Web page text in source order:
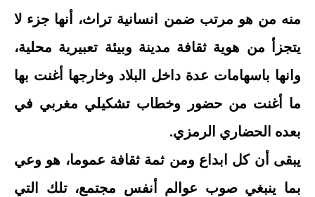
منه من هو مرتب ضمن انسانية تراث، أنها جزء لا
يتجزأ من هوية ثقافة مدينة وبيئة تعبيرية محلية،
وانها باسهامات عدة داخل البلاد وخارجها أغنت بها
ما أغنت من حضور وخطاب تشكيلي مغربي في
بعده الحضاري الرمزي.
يبقى أن كل ابداع ومن ثمة ثقافة عموما، هو وعي
بما ينبغي صوب عوالم أنفس مجتمع، تلك التي